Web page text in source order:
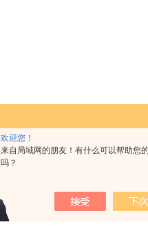
欢迎您！
来自局域网的朋友！有什么可以帮助您的
吗？